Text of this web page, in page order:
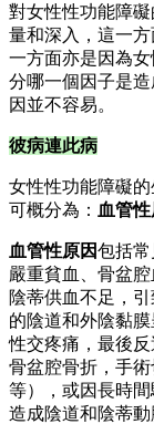
對女性性功能障
量和深入，這一
一方面亦是因為
分哪一個因子是
因並不容易。
彼病連此病
女性性功能障礙
可概分為： 血管
血管性原因包括常
嚴重貧血、骨盆
陰蒂供血不足，
的陰道和外陰黏
性交疼痛，最後
骨盆腔骨折，手
等），或因長時
造成陰道和陰蒂動